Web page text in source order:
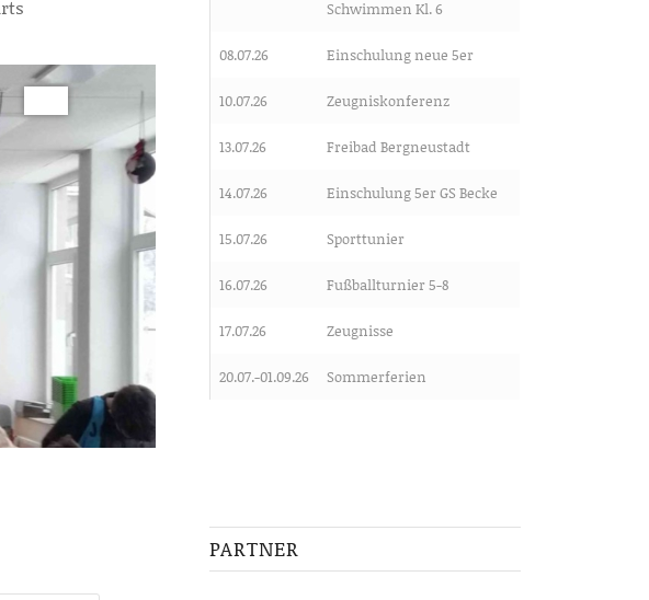
Schwimmen Kl. 6
08.07.26 Einschulung neue 5er
10.07.26 Zeugniskonferenz
13.07.26 Freibad Bergneustadt
14.07.26 Einschulung 5er GS Becke
15.07.26 Sporttunier
16.07.26 Fußballturnier 5-8
17.07.26 Zeugnisse
20.07.-01.09.26 Sommerferien
PARTNER